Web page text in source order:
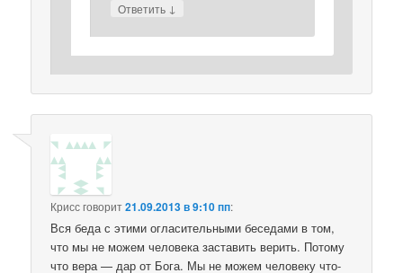
Ответить ↓
Криссговорит21.09.2013 в 9:10 пп:
Вся беда с этими огласительными беседами в том,
что мы не можем человека заставить верить. Потому
что вера — дар от Бога. Мы не можем человеку что-